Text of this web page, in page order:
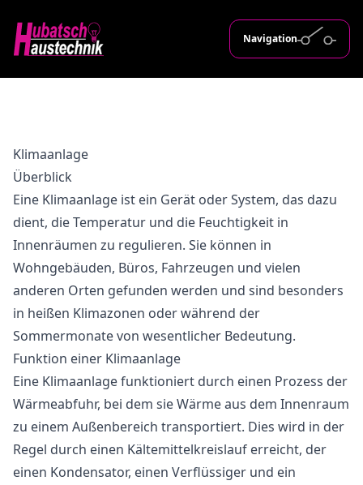
Navigation
Klimaanlage
Überblick
Eine Klimaanlage ist ein Gerät oder System, das dazu
dient, die Temperatur und die Feuchtigkeit in
Innenräumen zu regulieren. Sie können in
Wohngebäuden, Büros, Fahrzeugen und vielen
anderen Orten gefunden werden und sind besonders
in heißen Klimazonen oder während der
Sommermonate von wesentlicher Bedeutung.
Funktion einer Klimaanlage
Eine Klimaanlage funktioniert durch einen Prozess der
Wärmeabfuhr, bei dem sie Wärme aus dem Innenraum
zu einem Außenbereich transportiert. Dies wird in der
Regel durch einen Kältemittelkreislauf erreicht, der
einen Kondensator, einen Verflüssiger und ein